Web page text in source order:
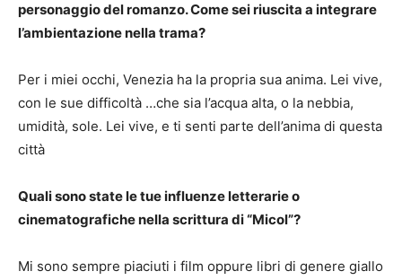
personaggio del romanzo. Come sei riuscita a integrare
l’ambientazione nella trama?
Per i miei occhi, Venezia ha la propria sua anima. Lei vive,
con le sue difficoltà …che sia l’acqua alta, o la nebbia,
umidità, sole. Lei vive, e ti senti parte dell’anima di questa
città
Quali sono state le tue influenze letterarie o
cinematografiche nella scrittura di “Micol”?
Mi sono sempre piaciuti i film oppure libri di genere giallo